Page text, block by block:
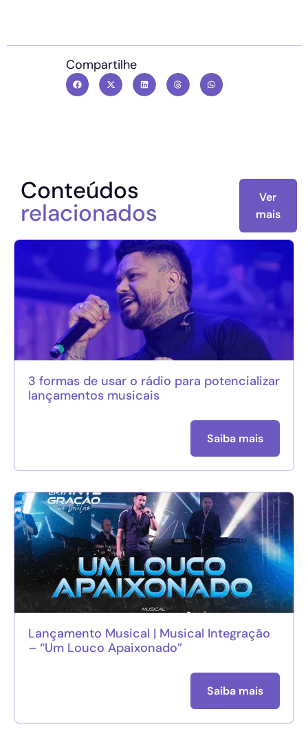
Compartilhe
Conteúdos
relacionados
Ver
mais
3 formas de usar o rádio para potencializar
lançamentos musicais
Saiba mais
Lançamento Musical | Musical Integração
– “Um Louco Apaixonado”
Saiba mais